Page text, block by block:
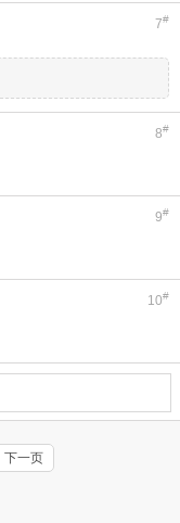
7#
8#
9#
10#
下一页